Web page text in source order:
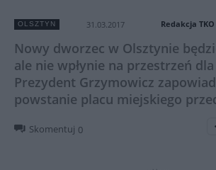
OLSZTYN 31.03.2017 Redakcja TKO
Nowy dworzec w Olsztynie
ale nie wpłynie na przestrzeń
Prezydent Grzymowicz
powstanie placu miejskiego
Skomentuj 0